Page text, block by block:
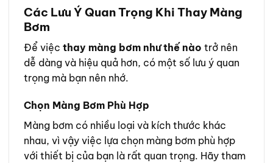
Các Lưu Ý Quan Trọng Khi Thay Màng
Bơm
Để việc thay màng bơm như thế nào trở nên
dễ dàng và hiệu quả hơn, có một số lưu ý quan
trọng mà bạn nên nhớ.
Chọn Màng Bơm Phù Hợp
Màng bơm có nhiều loại và kích thước khác
nhau, vì vậy việc lựa chọn màng bơm phù hợp
với thiết bị của bạn là rất quan trọng. Hãy tham